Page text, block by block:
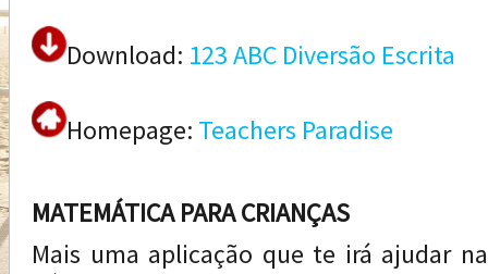
Download: 123 ABC Diversão Escrita
Homepage: Teachers Paradise
MATEMÁTICA PARA CRIANÇAS
Mais uma aplicação que te irá ajudar